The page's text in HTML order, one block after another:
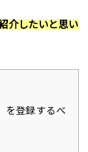
介したいと思い
を登録するべ